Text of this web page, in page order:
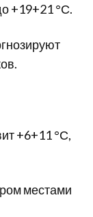
+19+21 °С.
+6+11 °С,
местами